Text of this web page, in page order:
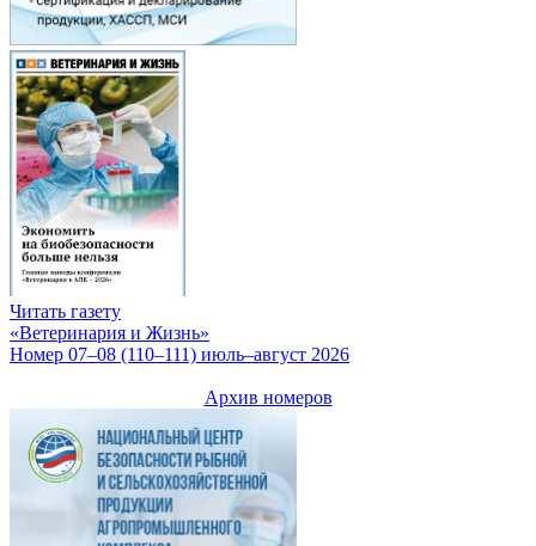
Читать газету
«Ветеринария и Жизнь»
Номер 07–08 (110–111) июль–август 2026
Архив номеров